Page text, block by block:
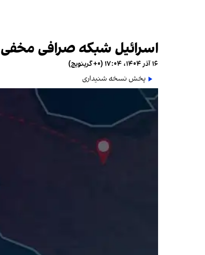
اسرائیل شبکه صرافی
۱۶ آذر ۱۴۰۴، ۱۷:۰۴ (‎+۰ گرینویچ)
پخش نسخه شنیداری